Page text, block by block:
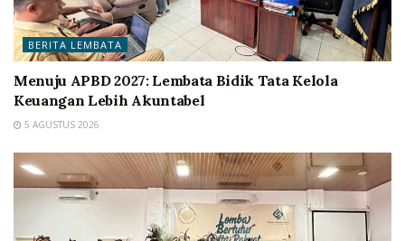
BERITA LEMBATA
Menuju APBD 2027: Lembata Bidik Tata Kelola
Keuangan Lebih Akuntabel
5 AGUSTUS 2026